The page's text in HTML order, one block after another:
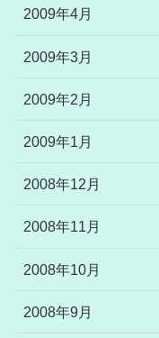
2009年4月
2009年3月
2009年2月
2009年1月
2008年12月
2008年11月
2008年10月
2008年9月